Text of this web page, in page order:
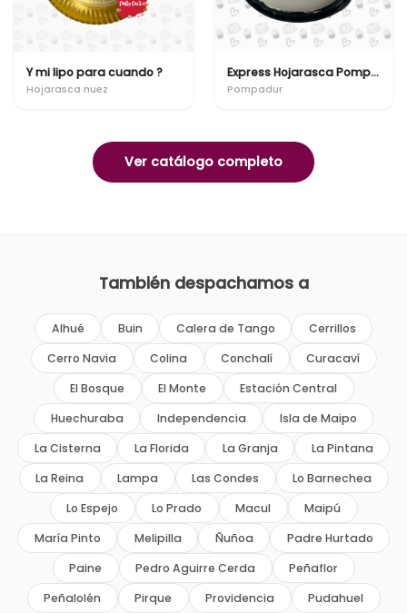
Y mi lipo para cuando ?
Hojarasca nuez
Express Hojarasca Pompadur
Pompadur
Ver catálogo completo
También despachamos a
Alhué Buin Calera de Tango
Cerrillos
Cerro Navia
Colina Conchalí
Curacaví
El Bosque
El Monte
Estación Central
Huechuraba
Independencia
Isla de Maipo
La Cisterna
La Florida La Granja
La Pintana
La Reina
Lampa Las Condes
Lo Barnechea
Lo Espejo
Lo Prado Macul
Maipú
María Pinto
Melipilla Ñuñoa
Padre Hurtado
Paine
Pedro Aguirre Cerda
Peñaflor
Peñalolén
Pirque Providencia Pudahuel